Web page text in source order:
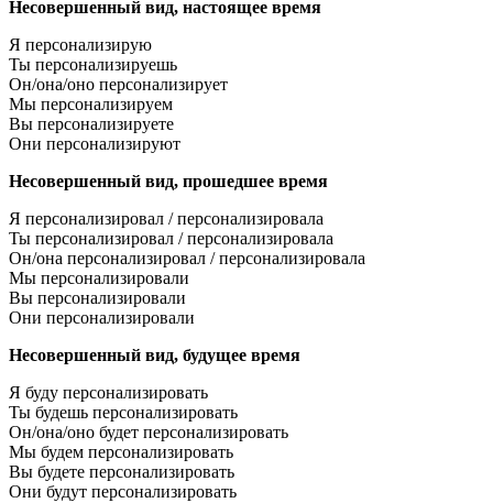
Несовершенный вид, настоящее время
Я персонализирую
Ты персонализируешь
Он/она/оно персонализирует
Мы персонализируем
Вы персонализируете
Они персонализируют
Несовершенный вид, прошедшее время
Я персонализировал / персонализировала
Ты персонализировал / персонализировала
Он/она персонализировал / персонализировала
Мы персонализировали
Вы персонализировали
Они персонализировали
Несовершенный вид, будущее время
Я буду персонализировать
Ты будешь персонализировать
Он/она/оно будет персонализировать
Мы будем персонализировать
Вы будете персонализировать
Они будут персонализировать